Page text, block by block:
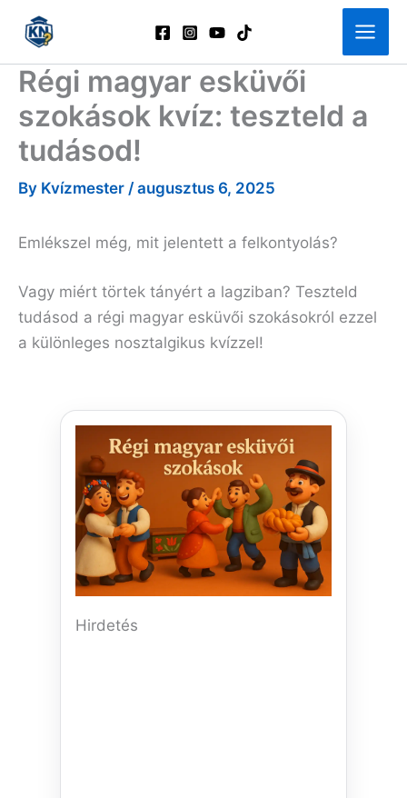
content
Régi magyar esküvői
szokások kvíz: teszteld a
tudásod!
By Kvízmester / augusztus 6, 2025
Emlékszel még, mit jelentett a felkontyolás?
Vagy miért törtek tányért a lagziban? Teszteld
tudásod a régi magyar esküvői szokásokról ezzel
a különleges nosztalgikus kvízzel!
Hirdetés